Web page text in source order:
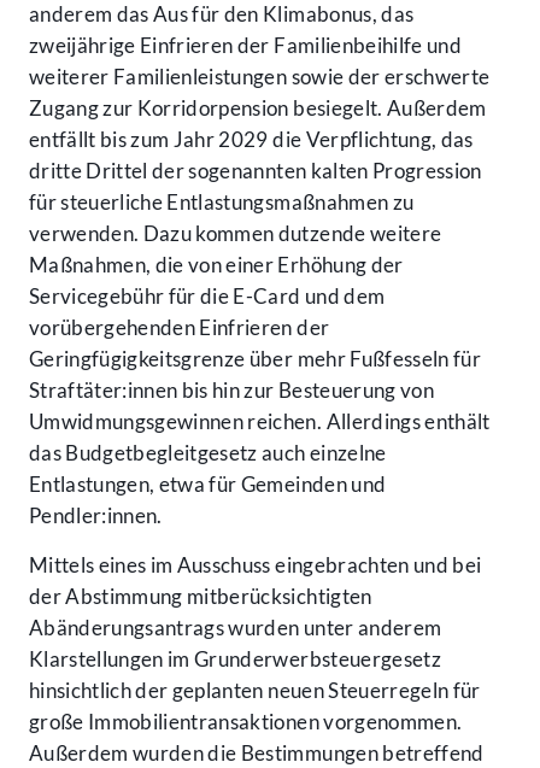
anderem das Aus für den Klimabonus, das
zweijährige Einfrieren der Familienbeihilfe und
weiterer Familienleistungen sowie der erschwerte
Zugang zur Korridorpension besiegelt. Außerdem
entfällt bis zum Jahr 2029 die Verpflichtung, das
dritte Drittel der sogenannten kalten Progression
für steuerliche Entlastungsmaßnahmen zu
verwenden. Dazu kommen dutzende weitere
Maßnahmen, die von einer Erhöhung der
Servicegebühr für die E-Card und dem
vorübergehenden Einfrieren der
Geringfügigkeitsgrenze über mehr Fußfesseln für
Straftäter:innen bis hin zur Besteuerung von
Umwidmungsgewinnen reichen. Allerdings enthält
das Budgetbegleitgesetz auch einzelne
Entlastungen, etwa für Gemeinden und
Pendler:innen.
Mittels eines im Ausschuss eingebrachten und bei
der Abstimmung mitberücksichtigten
Abänderungsantrags wurden unter anderem
Klarstellungen im Grunderwerbsteuergesetz
hinsichtlich der geplanten neuen Steuerregeln für
große Immobilientransaktionen vorgenommen.
Außerdem wurden die Bestimmungen betreffend